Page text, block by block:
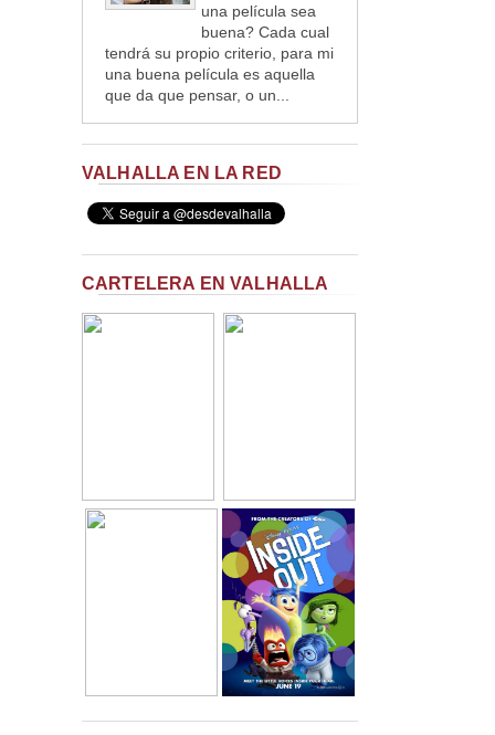
una película sea
buena? Cada cual
tendrá su propio criterio, para mi
una buena película es aquella
que da que pensar, o un...
VALHALLA EN LA RED
CARTELERA EN VALHALLA